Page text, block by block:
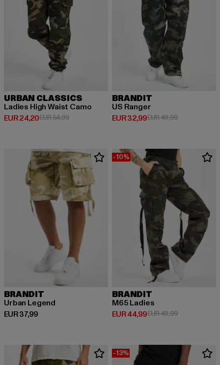
URBAN CLASSICS
Ladies High Waist Camo
EUR 24,20
Huidige prijs: EUR 24,20
EUR 54,99Actieprijs: EUR 54,99
BRANDIT
US Ranger
EUR 32,99
Huidige prijs: EUR 32,99
EUR 49,99Actieprijs:
BRANDIT
Urban Legend
EUR 37,99
Huidige prijs: EUR 37,99
-10%
BRANDIT
M65 Ladies
EUR 44,99
Huidige prijs: EUR 44,99
EUR 49,99Actieprijs:
-13%